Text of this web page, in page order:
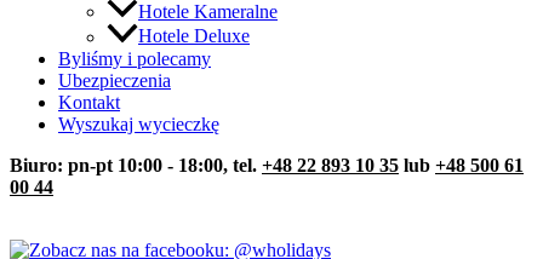
Hotele Kameralne
Hotele Deluxe
Byliśmy i polecamy
Ubezpieczenia
Kontakt
Wyszukaj wycieczkę
Biuro: pn-pt 10:00 - 18:00, tel. +48 22 893 10 35 lub +48 500 61
00 44